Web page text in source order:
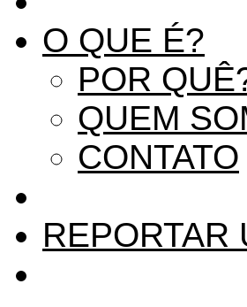
O QUE É?
POR
QUEM
CONTATO
REPORTAR